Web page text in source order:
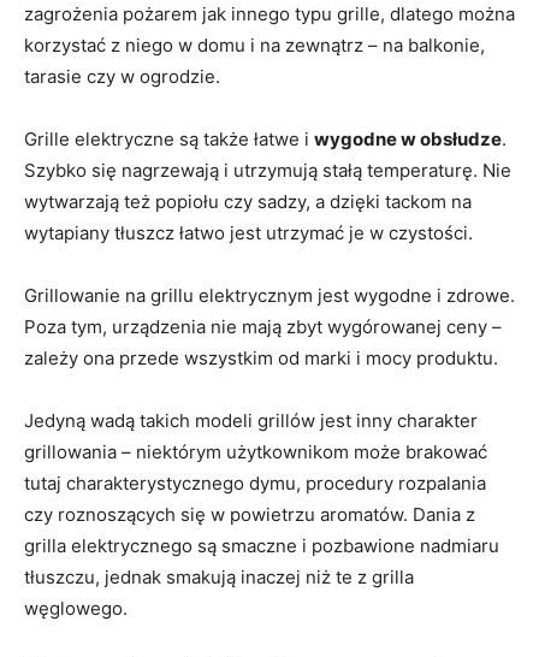
zagrożenia pożarem jak innego typu grille, dlatego można
korzystać z niego w domu i na zewnątrz – na balkonie,
tarasie czy w ogrodzie.
Grille elektryczne są także łatwe i wygodne w obsłudze.
Szybko się nagrzewają i utrzymują stałą temperaturę. Nie
wytwarzają też popiołu czy sadzy, a dzięki tackom na
wytapiany tłuszcz łatwo jest utrzymać je w czystości.
Grillowanie na grillu elektrycznym jest wygodne i zdrowe.
Poza tym, urządzenia nie mają zbyt wygórowanej ceny –
zależy ona przede wszystkim od marki i mocy produktu.
Jedyną wadą takich modeli grillów jest inny charakter
grillowania – niektórym użytkownikom może brakować
tutaj charakterystycznego dymu, procedury rozpalania
czy roznoszących się w powietrzu aromatów. Dania z
grilla elektrycznego są smaczne i pozbawione nadmiaru
tłuszczu, jednak smakują inaczej niż te z grilla
węglowego.